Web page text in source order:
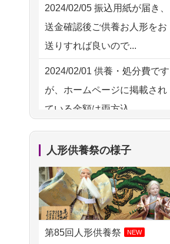
千葉県の方からお申込み
2026/08/04 14:04
東京都の方からお申込み
2026/08/04 00:38
中野区の方からお申込み
2026/08/03 21:17
2026/08/02 18:47
虎ノ門の方からお申込み
2026/08/02 11:15
千葉県の方からお申込み
お人形の仕
分けなども丁寧に行う様子か
ら、大切...
供養の内容（料金
や送り方等）がとても丁寧に
説...
2026/07/18 つい先日も利用さ
2026/07/18 大切にしていたお
人形をきちんと供養してくだ
2024/02/05 振込用紙が届き、
送金確認後ご供養お人形をお
送りすれば良いので...
2024/02/01 供養・処分費です
が、ホームページに掲載され
ている金額は両方込...
2024/01/27実家にある七段飾
りの雛人形を処分したいので
すが 母親が高齢...
2024/01/13剥製の供養・処分
をお願いできますか？
人形供養祭の様子
第85回人形供養祭 NEW